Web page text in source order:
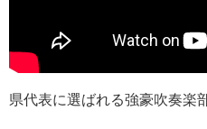
県代表に選ばれる強豪吹奏楽